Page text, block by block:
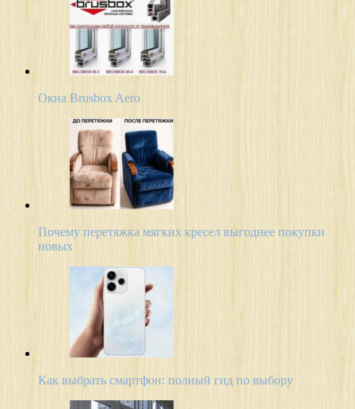
Окна Brusbox Aero
Почему перетяжка мягких кресел выгоднее покупки
новых
Как выбрать смартфон: полный гид по выбору